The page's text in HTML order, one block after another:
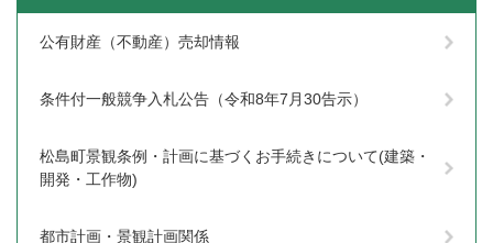
公有財産（不動産）売却情報
条件付一般競争入札公告（令和8年7月30告示）
松島町景観条例・計画に基づくお手続きについて(建築・
開発・工作物)
都市計画・景観計画関係